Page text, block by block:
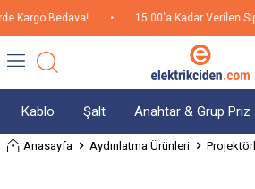
Bedava! 15:00'a Kadar Verilen
Kablo Şalt Anahtar & Grup Priz
Anasayfa Aydınlatma Ürünleri